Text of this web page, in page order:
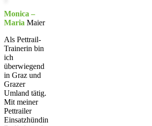
Monica –
Maria Maier
Als Pettrail-
Trainerin bin
ich
überwiegend
in Graz und
Grazer
Umland tätig.
Mit meiner
Pettrailer
Einsatzhündin